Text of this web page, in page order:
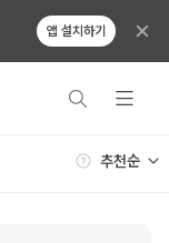
앱 설치하기